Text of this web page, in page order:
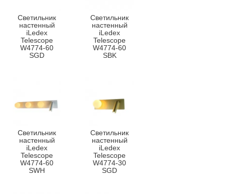
Светильник
настенный
iLedex
Telescope
W4774-60
SGD
Светильник
настенный
iLedex
Telescope
W4774-60
SBK
Светильник
настенный
iLedex
Telescope
W4774-60
SWH
Светильник
настенный
iLedex
Telescope
W4774-30
SGD